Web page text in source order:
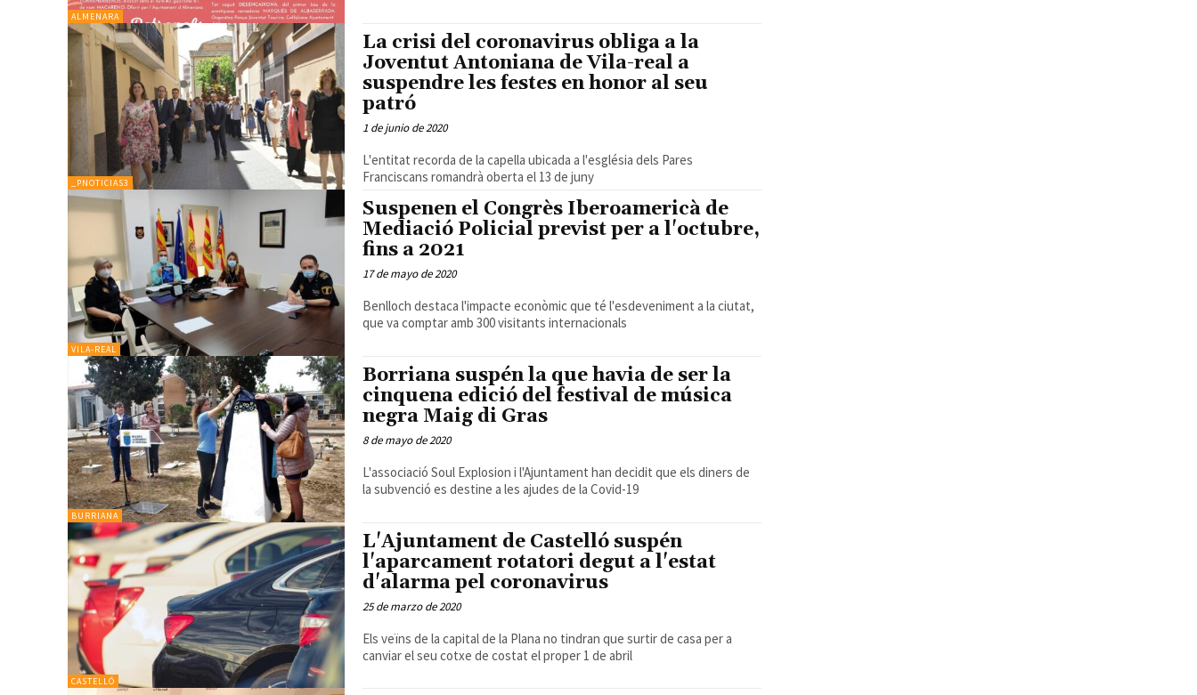
ALMENARA
_PNOTICIAS3
La crisi del coronavirus obliga a la
Joventut Antoniana de Vila-real a
suspendre les festes en honor al seu
patró
1 de junio de 2020
L'entitat recorda de la capella ubicada a l'església dels Pares
Franciscans romandrà oberta el 13 de juny
VILA-REAL
Suspenen el Congrès Iberoamericà de
Mediació Policial previst per a l'octubre,
fins a 2021
17 de mayo de 2020
Benlloch destaca l'impacte econòmic que té l'esdeveniment a la ciutat,
que va comptar amb 300 visitants internacionals
BURRIANA
Borriana suspén la que havia de ser la
cinquena edició del festival de música
negra Maig di Gras
8 de mayo de 2020
L'associació Soul Explosion i l'Ajuntament han decidit que els diners de
la subvenció es destine a les ajudes de la Covid-19
CASTELLÓ
L'Ajuntament de Castelló suspén
l'aparcament rotatori degut a l'estat
d'alarma pel coronavirus
25 de marzo de 2020
Els veïns de la capital de la Plana no tindran que surtir de casa per a
canviar el seu cotxe de costat el proper 1 de abril